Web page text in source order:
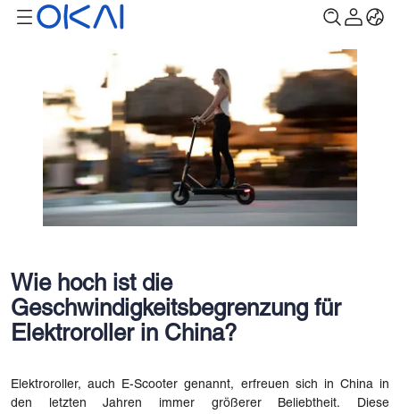
Wie hoch ist die
Geschwindigkeitsbegrenzung für
Elektroroller in China?
Elektroroller, auch E-Scooter genannt, erfreuen sich in China in
den letzten Jahren immer größerer Beliebtheit. Diese